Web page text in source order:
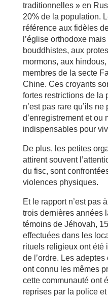
traditionnelles » en
20% de la population.
référence aux fidèles
l’église orthodoxe
bouddhistes, aux
mormons, aux
membres de la secte
Chine. Ces croyants
fortes restrictions de la
n’est pas rare qu’ils
d’enregistrement et ou
indispensables pour
De plus, les petites
attirent souvent
du fisc, sont
violences physiques.
Et le rapport n’est pas
trois dernières années
témoins de Jéhovah,
effectuées dans les
rituels religieux ont été
de l’ordre. Les
ont connu les mêmes
cette communauté ont
reprises par la police